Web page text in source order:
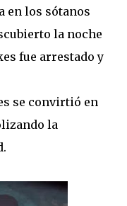
en los sótanos
la noche
fue arrestado y
se convirtió en
la